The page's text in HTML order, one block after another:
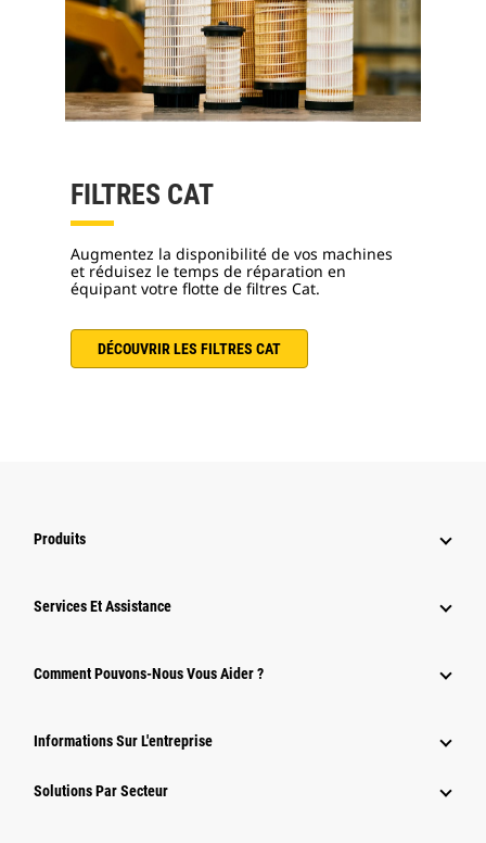
FILTRES CAT
Augmentez la disponibilité de vos machines
et réduisez le temps de réparation en
équipant votre flotte de filtres Cat.
DÉCOUVRIR LES FILTRES CAT
Produits
Services Et Assistance
Comment Pouvons-Nous Vous Aider ?
Informations Sur L'entreprise
Solutions Par Secteur